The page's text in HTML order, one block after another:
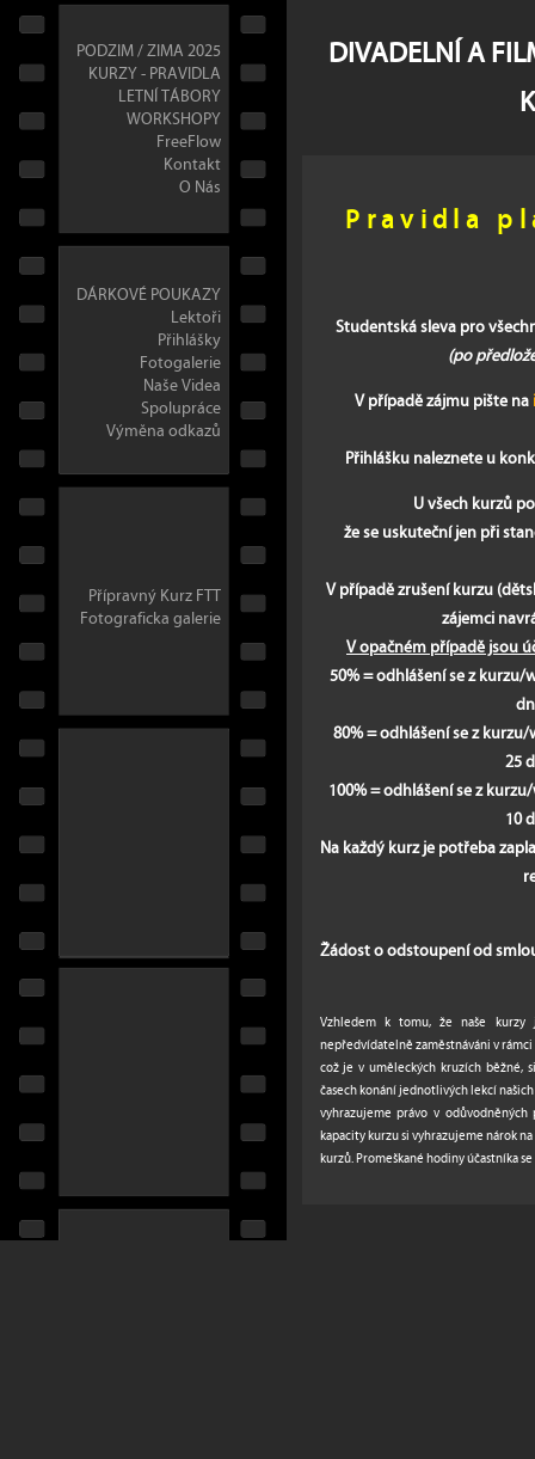
PODZIM / ZIMA 2025
KURZY - PRAVIDLA
LETNÍ TÁBORY
WORKSHOPY
FreeFlow
Kontakt
O Nás
DÁRKOVÉ POUKAZY
Lektoři
Přihlášky
Fotogalerie
Naše Videa
Spolupráce
Výměna odkazů
Přípravný Kurz FTT
Fotograficka galerie
DIVADELNÍ A
Pravidla
Studentská sleva pro
(po
V případě zájmu pište na
Přihlášku naleznete u
U všech kurzů
že se uskuteční jen při
V případě zrušení kurzu
zájemci
V opačném případě jsou
50% = odhlášení se z
80% = odhlášení se z
25
100% = odhlášení se z
10
Na každý kurz je potřeba
Žádost o odstoupení od
Vzhledem k tomu, že naše
nepředvídatelně zaměstnáváni v
což je v uměleckých kruzích běžné,
časech konání jednotlivých lekcí
vyhrazujeme právo v
kapacity kurzu si vyhrazujeme nárok
kurzů. Promeškané hodiny účastníka